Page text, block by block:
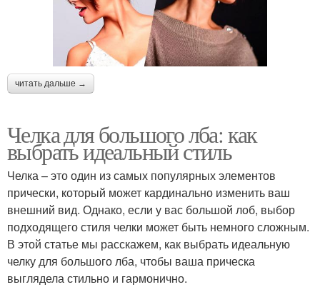
читать дальше →
Челка для большого лба: как
выбрать идеальный стиль
Челка – это один из самых популярных элементов
прически, который может кардинально изменить ваш
внешний вид. Однако, если у вас большой лоб, выбор
подходящего стиля челки может быть немного сложным.
В этой статье мы расскажем, как выбрать идеальную
челку для большого лба, чтобы ваша прическа
выглядела стильно и гармонично.